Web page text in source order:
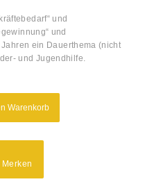
und
und
ein Dauerthema (nicht
und Jugendhilfe.
Warenkorb
Merken